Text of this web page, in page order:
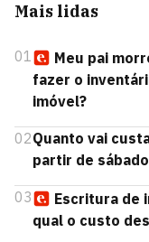
Mais lidas
01
Meu pai
fazer o
imóvel?
02Quanto vai
partir de
03
Escritura de
qual o custo